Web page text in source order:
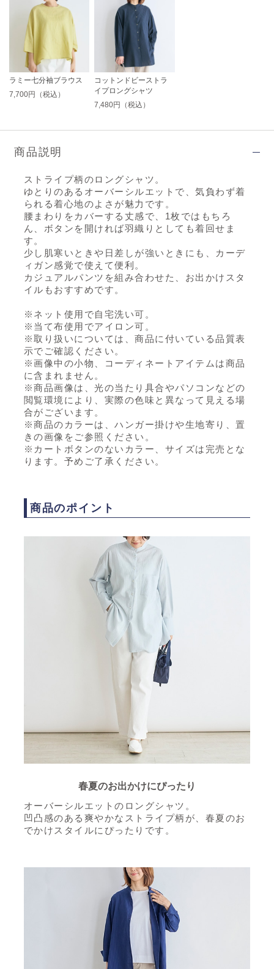
ラミー七分袖ブラウス
7,700円（税込）
コットンドビーストラ
イプロングシャツ
7,480円（税込）
商品説明
ストライプ柄のロングシャツ。
ゆとりのあるオーバーシルエットで、気負わず着
られる着心地のよさが魅力です。
腰まわりをカバーする丈感で、1枚ではもちろ
ん、ボタンを開ければ羽織りとしても着回せま
す。
少し肌寒いときや日差しが強いときにも、カーデ
ィガン感覚で使えて便利。
カジュアルパンツを組み合わせた、お出かけスタ
イルもおすすめです。
※ネット使用で自宅洗い可。
※当て布使用でアイロン可。
※取り扱いについては、商品に付いている品質表
示でご確認ください。
※画像中の小物、コーディネートアイテムは商品
に含まれません。
※商品画像は、光の当たり具合やパソコンなどの
閲覧環境により、実際の色味と異なって見える場
合がございます。
※商品のカラーは、ハンガー掛けや生地寄り、置
きの画像をご参照ください。
※カートボタンのないカラー、サイズは完売とな
ります。予めご了承ください。
商品のポイント
春夏のお出かけにぴったり
オーバーシルエットのロングシャツ。
凹凸感のある爽やかなストライプ柄が、春夏のお
でかけスタイルにぴったりです。